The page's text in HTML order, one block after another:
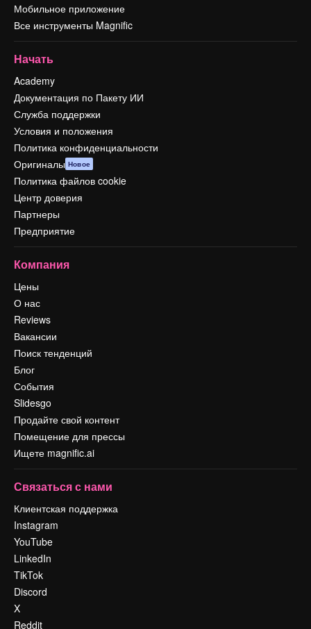
Мобильное приложение
Все инструменты Magnific
Начать
Academy
Документация по Пакету ИИ
Служба поддержки
Условия и положения
Политика конфиденциальности
Оригиналы Новое
Политика файлов cookie
Центр доверия
Партнеры
Предприятие
Компания
Цены
О нас
Reviews
Вакансии
Поиск тенденций
Блог
События
Slidesgo
Продайте свой контент
Помещение для прессы
Ищете magnific.ai
Связаться с нами
Клиентская поддержка
Instagram
YouTube
LinkedIn
TikTok
Discord
X
Reddit